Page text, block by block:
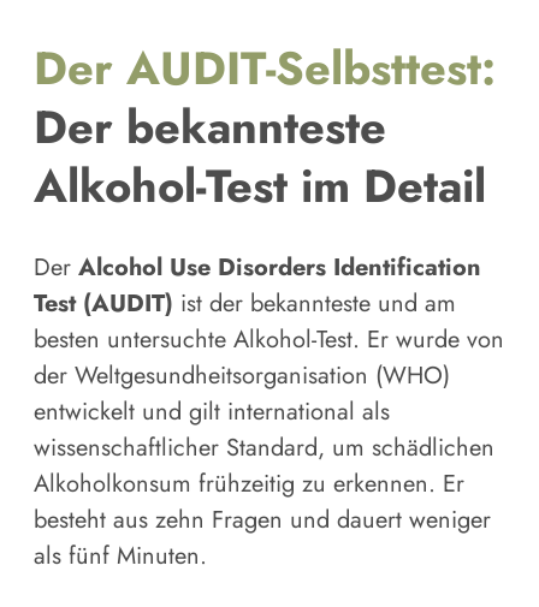
Der AUDIT-Selbsttest:
Der bekannteste
Alkohol-Test im Detail
Der Alcohol Use Disorders Identification
Test (AUDIT) ist der bekannteste und am
besten untersuchte Alkohol-Test. Er wurde von
der Weltgesundheitsorganisation (WHO)
entwickelt und gilt international als
wissenschaftlicher Standard, um schädlichen
Alkoholkonsum frühzeitig zu erkennen. Er
besteht aus zehn Fragen und dauert weniger
als fünf Minuten.